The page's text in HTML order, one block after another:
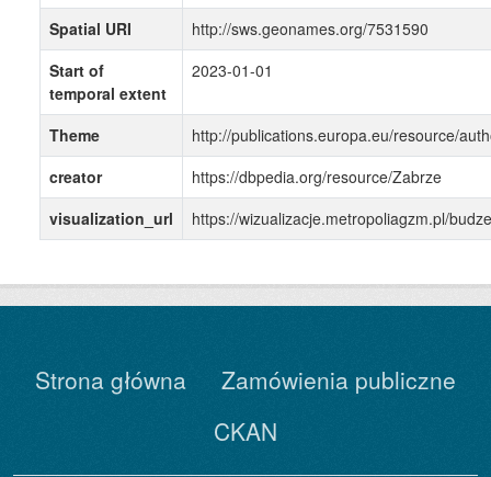
Spatial URI
http://sws.geonames.org/7531590
Start of
temporal extent
2023-01-01
Theme
http://publications.europa.eu/resource/
creator
https://dbpedia.org/resource/Zabrze
visualization_url
https://wizualizacje.metropoliagzm.pl/
Strona główna
Zamówienia publiczne
CKAN